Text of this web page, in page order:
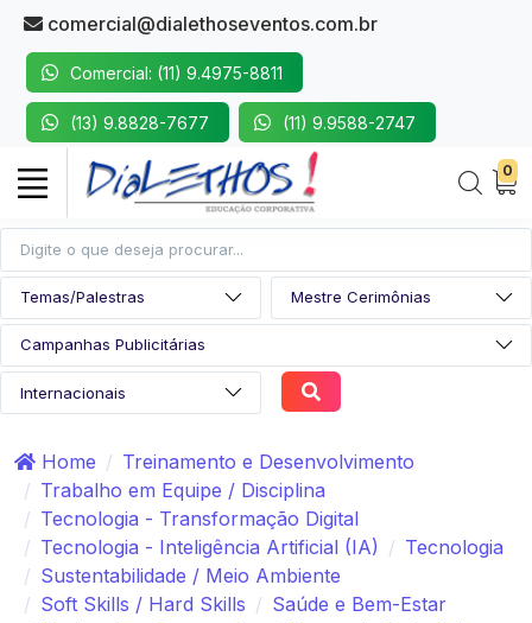
comercial@dialethoseventos.com.br
Comercial: (11) 9.4975-8811
(13) 9.8828-7677 (11) 9.9588-2747
0
Home
Treinamento e Desenvolvimento
Trabalho em Equipe / Disciplina
Tecnologia - Transformação Digital
Tecnologia - Inteligência Artificial (IA)
Tecnologia
Sustentabilidade / Meio Ambiente
Soft Skills / Hard Skills
Saúde e Bem-Estar